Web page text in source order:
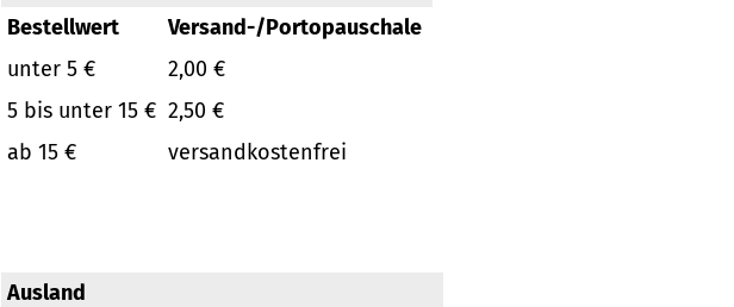
Bestellwert
Versand-/Portopauschale
unter 5 €
2,00 €
5 bis unter 15 € 2,50 €
ab 15 €
versandkostenfrei
Ausland